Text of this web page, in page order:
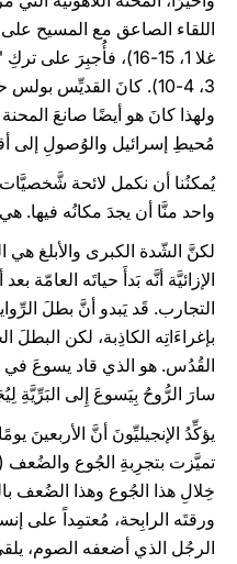
غلا 1، 15-16)، فأُجبِرَ
3، 4-10). كانَ القديِّس
ولهذا كانَ هو أيضًا صانعَ
مُحيطِ إسرائيل والوُصولِ إلى
يُمكنُنا أن نكمل لائحة
واحد منَّا أن يجدَ مكانُه فيها.
لكنَّ الشّدة الكبرى والأبلغ هي
الإزائيَّة أنَّه بَدأَ حياتَه العامّة
التجارب. قَد يَبدو أنَّ بطلَ
بإغراءَاتِه الكاذِبة، لكن
القُدُس. هو الذي قاد يسوعَ في
سارَ الرُّوحُ بِيَسوعَ إِلى البَرِّيَّةِ
يؤكِّدُ الإنجيليِّونَ أنَّ الأربعينَ
خِلالِ هذا الجُوع وهذا الضُعف
ورقتَه الرابِحة، مُعتمِداً على
الرجُل الذي أضعفه الصوم،